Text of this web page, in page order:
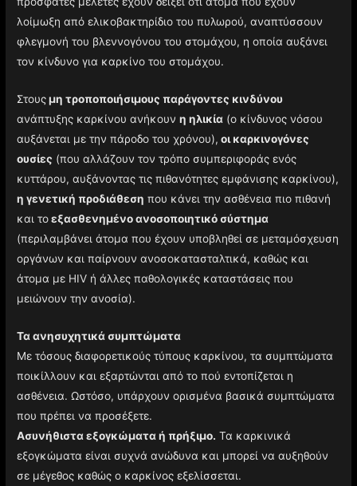
λοίμωξη από ελικοβακτηρίδιο του πυλωρού, αναπτύσσουν
φλεγμονή του βλεννογόνου του στομάχου, η οποία αυξάνει
τον κίνδυνο για καρκίνο του στομάχου.
Στουςμη τροποποιήσιμους παράγοντες κινδύνου
ανάπτυξης καρκίνου ανήκουνη ηλικία (ο κίνδυνος νόσου
αυξάνεται με την πάροδο του χρόνου), οι καρκινογόνες
ουσίες (που αλλάζουν τον τρόπο συμπεριφοράς ενός
κυττάρου, αυξάνοντας τις πιθανότητες εμφάνισης καρκίνου),
η γενετική προδιάθεση που κάνει την ασθένεια πιο πιθανή
και τοεξασθενημένο ανοσοποιητικό σύστημα
(περιλαμβάνει άτομα που έχουν υποβληθεί σε μεταμόσχευση
οργάνων και παίρνουν ανοσοκατασταλτικά, καθώς και
άτομα με HIV ή άλλες παθολογικές καταστάσεις που
μειώνουν την ανοσία).
Τα ανησυχητικά συμπτώματα
Με τόσους διαφορετικούς τύπους καρκίνου, τα συμπτώματα
ποικίλλουν και εξαρτώνται από το πού εντοπίζεται η
ασθένεια. Ωστόσο, υπάρχουν ορισμένα βασικά συμπτώματα
που πρέπει να προσέξετε.
Ασυνήθιστα εξογκώματα ή πρήξιμο. Τα καρκινικά
εξογκώματα είναι συχνά ανώδυνα και μπορεί να αυξηθούν
σε μέγεθος καθώς ο καρκίνος εξελίσσεται.